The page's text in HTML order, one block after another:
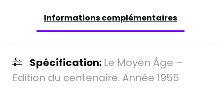
Informations complémentaires
Spécification: Le Moyen Âge –
Edition du centenaire. Année 1955